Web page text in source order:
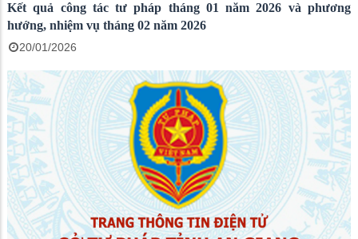
Kết quả công tác tư pháp tháng 01 năm 2026 và phương
hướng, nhiệm vụ tháng 02 năm 2026
20/01/2026